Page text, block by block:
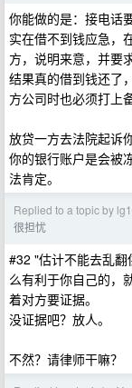
你能做的是：接电话
实在借不到钱应急，
方，说明来意，并要
结果真的借到钱还了
方公司时也必须打上
放贷一方去法院起诉
你的银行账户是会被
法肯定。
Replied to a topic by
很担忧
#32 "估计不能去乱
么有利于你自己的，
着对方要证据。
没证据吧？放人。
不然？请律师干嘛？